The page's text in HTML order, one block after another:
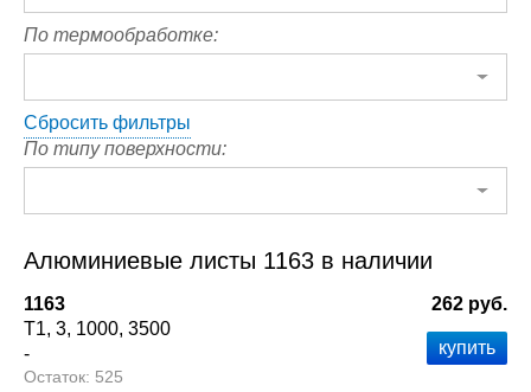
По термообработке:
Сбросить фильтры
По типу поверхности:
Алюминиевые листы 1163 в наличии
1163
Т1 3 1000 3500
-
525
262 руб.